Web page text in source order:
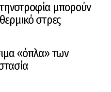
μπορούν
στρες
«όπλα» των